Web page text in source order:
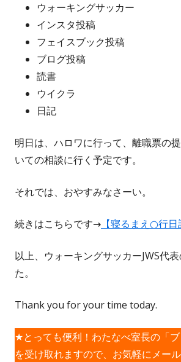
ウォーキングサッカー
インスタ投稿
フェイスブック投稿
ブログ投稿
読書
ウイクラ
日記
明日は、ハロワに行って、離職票の
いての相談に行く予定です。
それでは、おやすみなさーい。
続きはこちらです→ 【寝るまえ○行日
以上、ウォーキングサッカーJWS代
た。
Thank you for your time today.
★とっても便利！わたなべ室長の「ブ
を受け取れますので、お気軽にメー